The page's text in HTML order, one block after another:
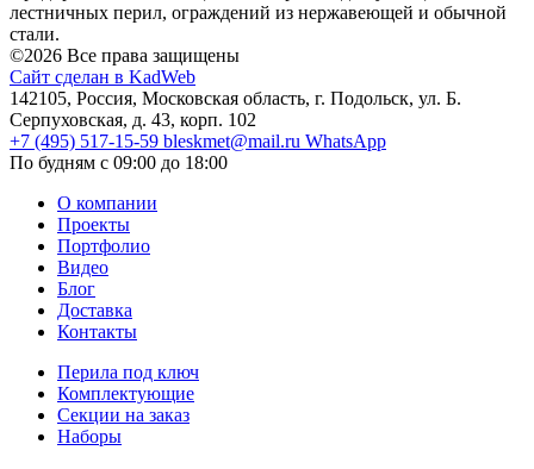
лестничных перил, ограждений из нержавеющей и обычной
стали.
©2026 Все права защищены
Сайт сделан в KadWeb
142105, Россия, Московская область, г. Подольск, ул. Б.
Серпуховская, д. 43, корп. 102
+7 (495) 517-15-59 bleskmet@mail.ru WhatsApp
По будням с 09:00 до 18:00
О компании
Проекты
Портфолио
Видео
Блог
Доставка
Контакты
Перила под ключ
Комплектующие
Секции на заказ
Наборы